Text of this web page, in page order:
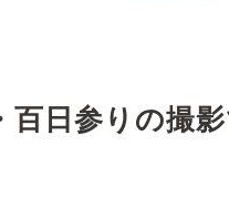
日参りの撮